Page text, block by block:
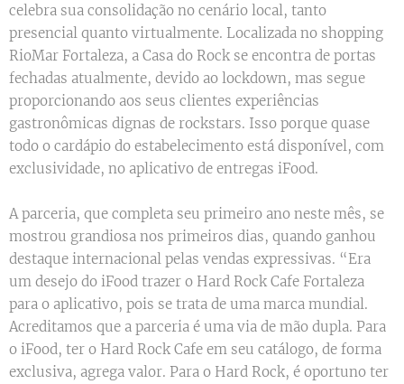
celebra sua consolidação no cenário local, tanto
presencial quanto virtualmente. Localizada no shopping
RioMar Fortaleza, a Casa do Rock se encontra de portas
fechadas atualmente, devido ao lockdown, mas segue
proporcionando aos seus clientes experiências
gastronômicas dignas de rockstars. Isso porque quase
todo o cardápio do estabelecimento está disponível, com
exclusividade, no aplicativo de entregas iFood.
A parceria, que completa seu primeiro ano neste mês, se
mostrou grandiosa nos primeiros dias, quando ganhou
destaque internacional pelas vendas expressivas. “Era
um desejo do iFood trazer o Hard Rock Cafe Fortaleza
para o aplicativo, pois se trata de uma marca mundial.
Acreditamos que a parceria é uma via de mão dupla. Para
o iFood, ter o Hard Rock Cafe em seu catálogo, de forma
exclusiva, agrega valor. Para o Hard Rock, é oportuno ter